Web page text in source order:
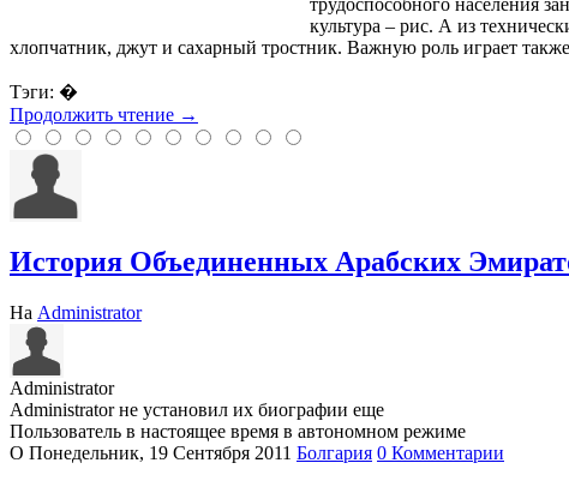
трудоспособного населения
культура – рис. А из
хлопчатник, джут и сахарный тростник. Важную роль играет
Тэги: �
Продолжить чтение →
История Объединенных Арабских
На Administrator
Administrator
Administrator не установил их биографии еще
Пользователь в настоящее время в автономном режиме
О Понедельник, 19 Сентября 2011 Болгария 0 Комментарии